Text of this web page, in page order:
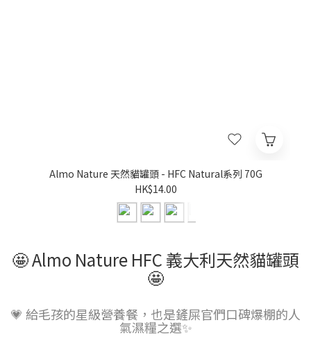
Almo Nature 天然貓罐頭 - HFC Natural系列 70G
HK$14.00
🤩 Almo Nature HFC 義大利天然貓罐頭
🤩
💗 給毛孩的星級營養餐，也是鏟屎官們口碑爆棚的人
氣濕糧之選✨